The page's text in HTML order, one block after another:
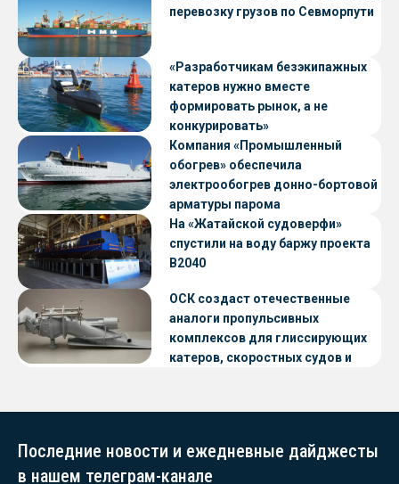
перевозку грузов по Севморпути
«Разработчикам безэкипажных
катеров нужно вместе
формировать рынок, а не
конкурировать»
Компания «Промышленный
обогрев» обеспечила
электрообогрев донно-бортовой
арматуры парома
«Петропавловск» проекта CNF22
На «Жатайской судоверфи»
спустили на воду баржу проекта
В2040
ОСК создаст отечественные
аналоги пропульсивных
комплексов для глиссирующих
катеров, скоростных судов и
Последние новости и ежедневные дайджесты
в нашем телеграм-канале